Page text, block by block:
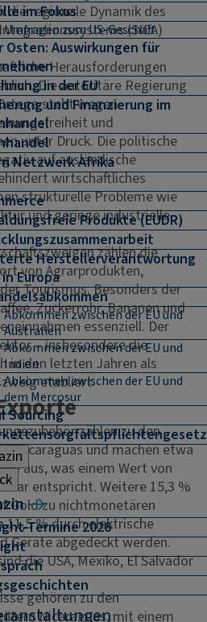
im Fokus
Umfragen zum US-Geschäft
Osten: Auswirkungen für
in der EU
und Finanzierung im
Netzwerk Afrika
Produkte (EUDR)
Herstellerverantwortung
in Europa
Abkommen zwischen der EU und
Australien
Abkommen zwischen der EU und
Indien
Abkommen zwischen der EU und
dem Mercosur
Sourcing
Termine 2026
die regionale Dynamik des
(SICA)
Herausforderungen
Die autoritäre Regierung
steht wegen
und
unter Druck. Die politische
auf ausländische
wirtschaftliches
strukturelle Probleme wie
und geringe industrielle
zählen die
von Agrarprodukten,
Tourismus. Besonders der
Zuckerrohr, Bananen und
essenziell. Der
– insbesondere die
in den letzten Jahren als
etabliert.
zählen zu den
Nicaraguas und machen etwa
aus, was einem Wert von
entspricht. Weitere 15,3 %
Gold zu nichtmonetären
11,5 % durch elektrische
Geräte abgedeckt werden.
die USA, Mexiko, El Salvador
gehören zu den
Nicaraguas, mit einem